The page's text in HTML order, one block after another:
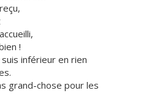
!
inférieur en rien
grand-chose pour les